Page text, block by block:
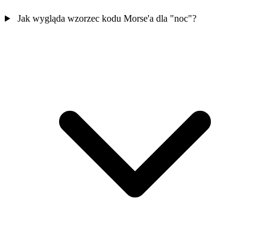
Jak wygląda wzorzec kodu Morse'a dla "noc"?